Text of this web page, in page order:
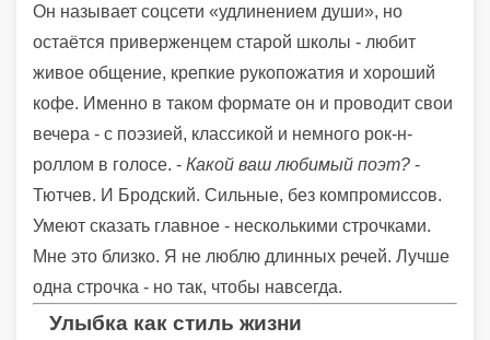
Он называет соцсети «удлинением души», но
остаётся приверженцем старой школы - любит
живое общение, крепкие рукопожатия и хороший
кофе. Именно в таком формате он и проводит свои
вечера - с поэзией, классикой и немного рок-н-
роллом в голосе. - Какой ваш любимый поэт? -
Тютчев. И Бродский. Сильные, без компромиссов.
Умеют сказать главное - несколькими строчками.
Мне это близко. Я не люблю длинных речей. Лучше
одна строчка - но так, чтобы навсегда.
Улыбка как стиль жизни